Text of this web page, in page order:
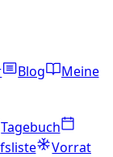
Blog
Meine
Tagebuch
Vorrat